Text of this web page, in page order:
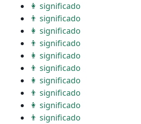
👩 significado
👨 significado
👩 significado
👨 significado
👩 significado
👨 significado
👩 significado
👨 significado
👩 significado
👨 significado